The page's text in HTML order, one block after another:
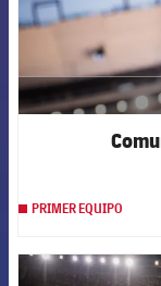
PRIMER EQUIPO